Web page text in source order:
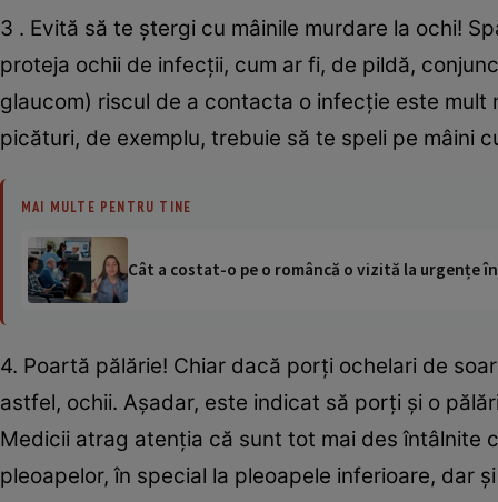
3 . Evită să te ștergi cu mâinile murdare la ochi!
proteja ochii de infecții, cum ar fi, de pildă,
glaucom) riscul de a contacta o infecție este
picături, de exemplu, trebuie să te speli pe mâini
MAI MULTE PENTRU TINE
Cât a costat-o pe o româncă o vizită la urgențe
4. Poartă pălărie! Chiar dacă porți ochelari de
astfel, ochii. Așadar, este indicat să porți și o
Medicii atrag atenția că sunt tot mai des întâlnite
pleoapelor, în special la pleoapele inferioare, dar